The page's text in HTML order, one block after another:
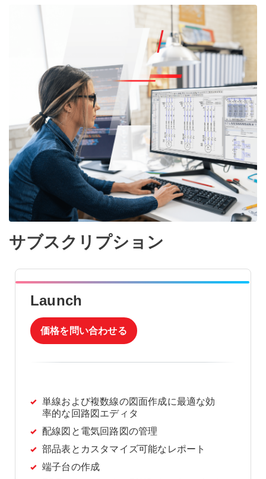
サブスクリプション
Launch
価格を問い合わせる
単線および複数線の図面作成に最適な効
率的な回路図エディタ
配線図と電気回路図の管理
部品表とカスタマイズ可能なレポート
端子台の作成